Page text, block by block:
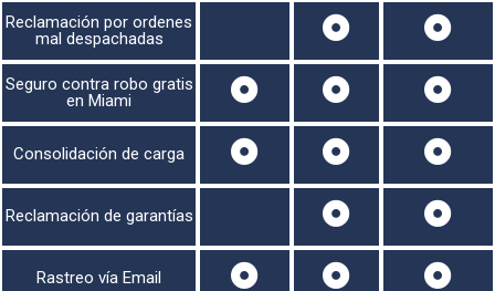
Reclamación por ordenes
mal despachadas
Seguro contra robo gratis
en Miami
Consolidación de carga
Reclamación de garantías
Rastreo vía Email